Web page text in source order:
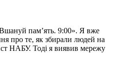
пам’ять. 9:00». Я вже
про те, як збирали людей на
НАБУ. Тоді я виявив мережу